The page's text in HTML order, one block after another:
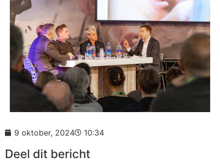
9 oktober, 2024 10:34
Deel dit bericht